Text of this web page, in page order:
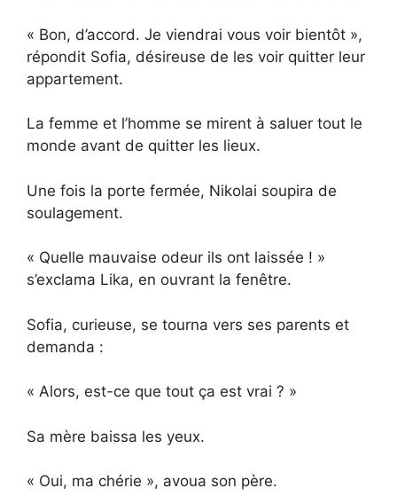
« Bon, d’accord. Je viendrai vous voir bientôt »,
répondit Sofia, désireuse de les voir quitter leur
appartement.
La femme et l’homme se mirent à saluer tout le
monde avant de quitter les lieux.
Une fois la porte fermée, Nikolai soupira de
soulagement.
« Quelle mauvaise odeur ils ont laissée ! »
s’exclama Lika, en ouvrant la fenêtre.
Sofia, curieuse, se tourna vers ses parents et
demanda :
« Alors, est-ce que tout ça est vrai ? »
Sa mère baissa les yeux.
« Oui, ma chérie », avoua son père.